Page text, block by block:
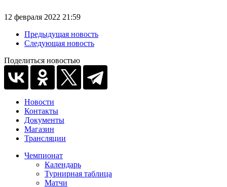
12 февраля 2022 21:59
Предыдущая новость
Следующая новость
Поделиться новостью
Новости
Контакты
Документы
Магазин
Трансляции
Чемпионат
Календарь
Турнирная таблица
Матчи